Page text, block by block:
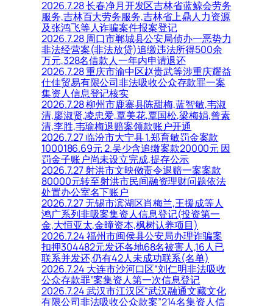
2026.7.28 长春净月开发区吉林省蓝鲸会劳务
服务,吉林百大劳务服务,吉林省上鼎人力资源
及张鸿飞等人诈骗案件报案登记
2026.7.28 周口市郸城县公安局侦办一恶势力
非法经营案(非法放贷)追缴违法所得500余
万元,328名借款人一年内申请退还
2026.7.28 重庆市渝中区赵贵武等涉重庆耀益
仕佳贸易有限公司非法吸收公众存款罪一案
集资人信息登记核实
2026.7.28 柳州市鹿寨县陈甜梅,蓝智敏,韦淑
清,廖淑贤,凌忠爱,覃美花,覃国松,梁梅娟,曾素
清,李胜,韦瑜梅退赔案领款账户开通
2026.7.27 临汾市大宁县 1.郑育敏罚金案款
1000186.69元 2.吴少含追缴案款20000元 因
罚金子账户尚未设立完成,提存公示
2026.7.27 射洪市文映傚责令退赔一案案款
80000元转至射洪市民间融资理财问题依法
处置办公室名下账户
2026.7.27 无锡市滨湖区肖梅兰,王援成等人
鸿广系列非吸案集资人信息登记(投资第一
金,大恒亚太,金曈资本,枫树认养项目)
2026.7.24 福州市闽侯县公安局办理诈骗案
扣押304482元发还各地68名被害人,16人已
联系并发还,仍有42人未成功联系(名单)
2026.7.24 大连市沙河口区“刘仁明非法吸收
公众存款罪”案集资人第一次信息登记
2026.7.24 武汉市江汉区“武汉融通文藏文化
有限公司非法吸收公众款案”214名集资人信